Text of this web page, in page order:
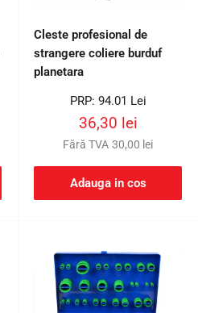
Cleste profesional de
strangere coliere burduf
planetara
Preț
PRP: 94.01 Lei
Preț
redus
36,30 lei
Fără TVA 30,00 lei
Adauga in cos